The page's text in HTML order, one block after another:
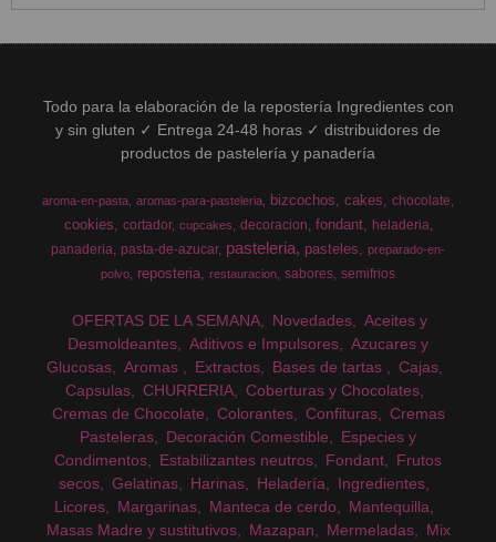
Todo para la elaboración de la repostería Ingredientes con
y sin gluten ✓ Entrega 24-48 horas ✓ distribuidores de
productos de pastelería y panadería
aroma-en-pasta aromas-para-pasteleria bizcochos cakes chocolate
cookies cortador cupcakes decoracion fondant
heladeria
panaderia pasta-de-azucar pasteleria pasteles
preparado-en-
polvo
reposteria restauracion sabores semifrios
OFERTAS DE LA SEMANA Novedades
Aceites y
Desmoldeantes
Aditivos e Impulsores
Azucares y
Glucosas
Aromas Extractos Bases de tartas
Cajas
Capsulas
CHURRERIA
Coberturas y Chocolates
Cremas de Chocolate
Colorantes Confituras
Cremas
Pasteleras
Decoración Comestible
Especies y
Condimentos
Estabilizantes neutros Fondant
Frutos
secos
Gelatinas Harinas Heladería
Ingredientes
Licores
Margarinas Manteca de cerdo
Mantequilla
Masas Madre y sustitutivos
Mazapan Mermeladas
Mix